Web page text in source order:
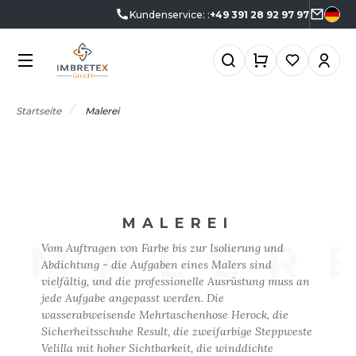
Kundenservice: :+49 391 28 92 97 97
KATEGORIEN
KATEGORIEN
IN EUROPE
MARKEN
LUX
BASE
BRANCHEN
UND ELEKTRONIK
UND GRÜNFLÄCHEN
ANGEBOTE
ANGEBOTE
RESTPOSTEN
AKTUELLES
Startseite Malerei
MALEREI
Vom Auftragen von Farbe bis zur Isolierung und
Abdichtung - die Aufgaben eines Malers sind
vielfältig, und die professionelle Ausrüstung muss an
jede Aufgabe angepasst werden. Die
wasserabweisende Mehrtaschenhose Herock, die
Sicherheitsschuhe Result, die zweifarbige Steppweste
Velilla mit hoher Sichtbarkeit, die winddichte